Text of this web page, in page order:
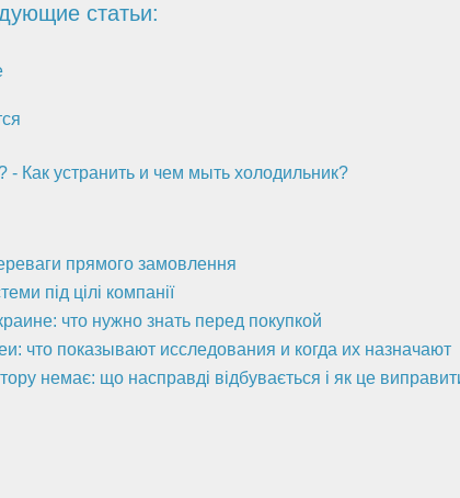
статьи:
- Как устранить и чем мыть холодильник?
прямого замовлення
під цілі компанії
что нужно знать перед покупкой
что показывают исследования и когда их назначают
немає: що насправді відбувається і як це